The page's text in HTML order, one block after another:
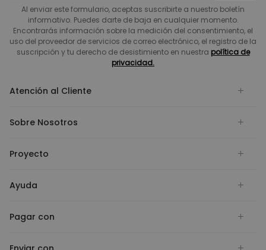
Al enviar este formulario, aceptas suscribirte a nuestro boletín
informativo. Puedes darte de baja en cualquier momento.
Encontrarás información sobre la medición del consentimiento, el
uso del proveedor de servicios de correo electrónico, el registro de la
suscripción y tu derecho de desistimiento en nuestra política de
privacidad.
Atención al Cliente
Sobre Nosotros
Proyecto
Ayuda
Pagar con